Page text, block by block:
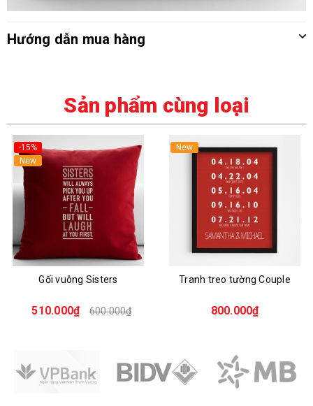
Hướng dẫn mua hàng
Sản phẩm cùng loại
-15%
New
Gối vuông Sisters
510.000₫ 600.000₫
New
Tranh treo tường Couple
800.000₫